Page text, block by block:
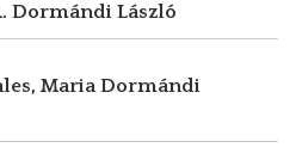
Dormándi László
MariaDormándi